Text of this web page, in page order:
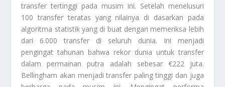
transfer tertinggi pada musim ini. Setelah menelusuri
100 transfer teratas yang nilainya di dasarkan pada
algoritma statistik yang di buat dengan memeriksa lebih
dari 6.000 transfer di seluruh dunia. Ini menjadi
pengingat tahunan bahwa rekor dunia untuk transfer
dalam permainan putra adalah sebesar €222 juta.
Bellingham akan menjadi transfer paling tinggi dan juga